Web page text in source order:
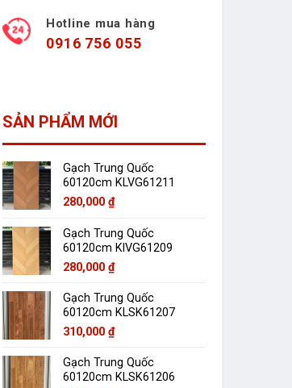
Hotline mua hàng
0916 756 055
SẢN PHẨM MỚI
Gạch Trung Quốc
60120cm KLVG61211
280,000 ₫
Gạch Trung Quốc
60120cm KlVG61209
280,000 ₫
Gạch Trung Quốc
60120cm KLSK61207
310,000 ₫
Gạch Trung Quốc
60120cm KLSK61206